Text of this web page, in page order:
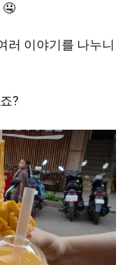
🤤
러 이야기를 나누니
?